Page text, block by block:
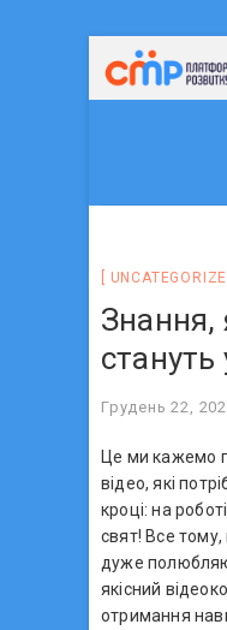
Знання,
стануть
Грудень 22,
Це ми кажемо
відео, які
кроці: на
свят! Все
дуже
якісний
отримання